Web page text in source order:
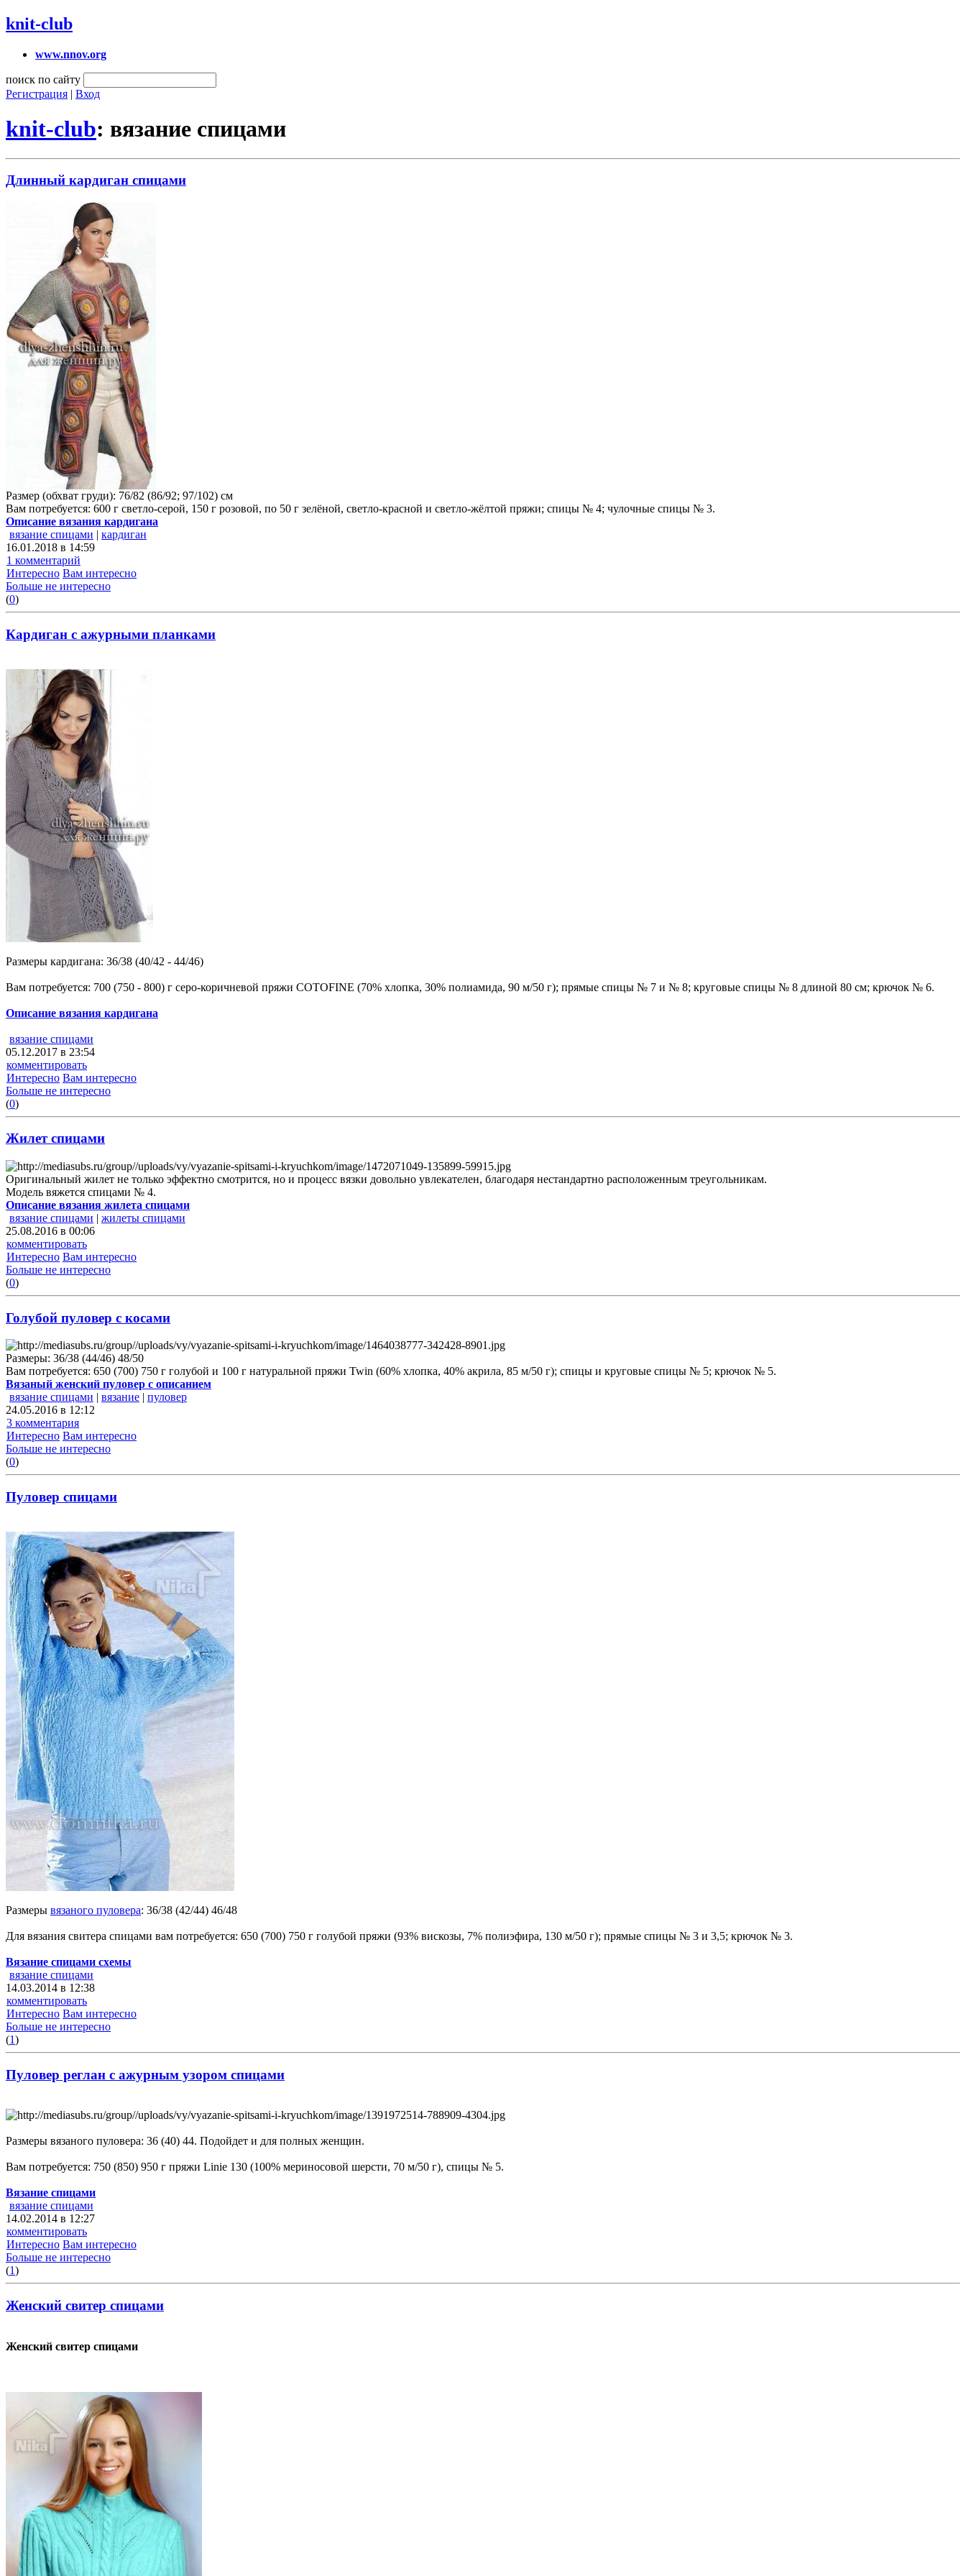
knit-club
www.nnov.org
поиск по сайту
Регистрация | Вход
knit-club: вязание спицами
Длинный кардиган спицами
Размер (обхват груди): 76/82 (86/92; 97/102) см
Вам потребуется: 600 г светло-серой, 150 г розовой, по 50 г зелёной, светло-красной и светло-жёлтой пряжи; спицы № 4; чулочные спицы № 3.
Описание вязания кардигана
вязание спицами | кардиган
16.01.2018 в 14:59
1 комментарий
Интересно Вам интересно
Больше не интересно
(0)
Кардиган с ажурными планками
Размеры кардигана: 36/38 (40/42 - 44/46)
Вам потребуется: 700 (750 - 800) г серо-коричневой пряжи COTOFINE (70% хлопка, 30% полиамида, 90 м/50 г); прямые спицы № 7 и № 8; круговые спицы № 8 длиной 80 см; крючок № 6.
Описание вязания кардигана
вязание спицами
05.12.2017 в 23:54
комментировать
Интересно Вам интересно
Больше не интересно
(0)
Жилет спицами
Оригинальный жилет не только эффектно смотрится, но и процесс вязки довольно увлекателен, благодаря нестандартно расположенным треугольникам.
Модель вяжется спицами № 4.
Описание вязания жилета спицами
вязание спицами | жилеты спицами
25.08.2016 в 00:06
комментировать
Интересно Вам интересно
Больше не интересно
(0)
Голубой пуловер с косами
Размеры: 36/38 (44/46) 48/50
Вам потребуется: 650 (700) 750 г голубой и 100 г натуральной пряжи Twin (60% хлопка, 40% акрила, 85 м/50 г); спицы и круговые спицы № 5; крючок № 5.
Вязаный женский пуловер с описанием
вязание спицами | вязание | пуловер
24.05.2016 в 12:12
3 комментария
Интересно Вам интересно
Больше не интересно
(0)
Пуловер спицами
Размеры вязаного пуловера: 36/38 (42/44) 46/48
Для вязания свитера спицами вам потребуется: 650 (700) 750 г голубой пряжи (93% вискозы, 7% полиэфира, 130 м/50 г); прямые спицы № 3 и 3,5; крючок № 3.
Вязание спицами схемы
вязание спицами
14.03.2014 в 12:38
комментировать
Интересно Вам интересно
Больше не интересно
(1)
Пуловер реглан с ажурным узором спицами
Размеры вязаного пуловера: 36 (40) 44. Подойдет и для полных женщин.
Вам потребуется: 750 (850) 950 г пряжи Linie 130 (100% мериносовой шерсти, 70 м/50 г), спицы № 5.
Вязание спицами
вязание спицами
14.02.2014 в 12:27
комментировать
Интересно Вам интересно
Больше не интересно
(1)
Женский свитер спицами
Женский свитер спицами